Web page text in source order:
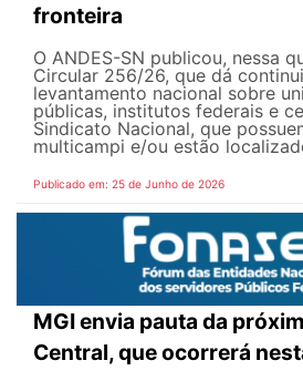
fronteira
O ANDES-SN publicou, nessa
Circular 256/26, que dá
levantamento nacional sobre
públicas, institutos federais e
Sindicato Nacional, que
multicampi e/ou estão
Publicado em: 25 de Junho de 2026
MGI envia pauta da
Central, que ocorrerá